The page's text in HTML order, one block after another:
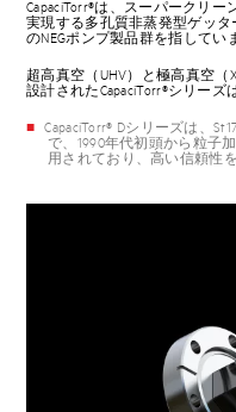
CapaciTorr®は、スーパークリ
実現する多孔質非蒸発型ゲッタ
のNEGポンプ製品群を指してい
超高真空（UHV）と極高真空（
設計されたCapaciTorr®シリー
CapaciTorr® Dシリーズは、
で、1990年代初頭から粒子
用されており、高い信頼性